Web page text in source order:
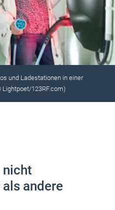
und Ladestationen in einer
Lightpoet/123RF.com)
nicht
andere